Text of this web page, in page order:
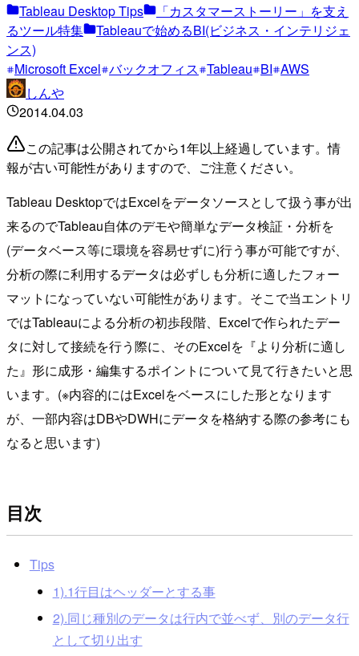
Tableau Desktop Tips
「カスタマーストーリー」を支え
るツール特集
Tableauで始めるBI(ビジネス・インテリジェ
ンス)
Microsoft Excel バックオフィス Tableau BI AWS
しんや
2014.04.03
この記事は公開されてから1年以上経過しています。情
報が古い可能性がありますので、ご注意ください。
Tableau DesktopではExcelをデータソースとして扱う事が出
来るのでTableau自体のデモや簡単なデータ検証・分析を
(データベース等に環境を容易せずに)行う事が可能ですが、
分析の際に利用するデータは必ずしも分析に適したフォー
マットになっていない可能性があります。そこで当エントリ
ではTableauによる分析の初歩段階、Excelで作られたデー
タに対して接続を行う際に、そのExcelを『より分析に適し
た』形に成形・編集するポイントについて見て行きたいと思
います。(※内容的にはExcelをベースにした形となります
が、一部内容はDBやDWHにデータを格納する際の参考にも
なると思います)
目次
Tips
1).1行目はヘッダーとする事
2).同じ種別のデータは行内で並べず、別のデータ行
として切り出す